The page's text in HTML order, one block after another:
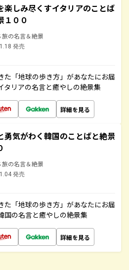
楽しみ尽くすイタリアのことば
１００
旅の名言＆絶景
発売
た「地球の歩き方」があなたにお届
タリアの名言と癒やしの絶景集
詳細を見る
勇気がわく韓国のことばと絶景
旅の名言＆絶景
発売
た「地球の歩き方」があなたにお届
国の名言と癒やしの絶景集
詳細を見る